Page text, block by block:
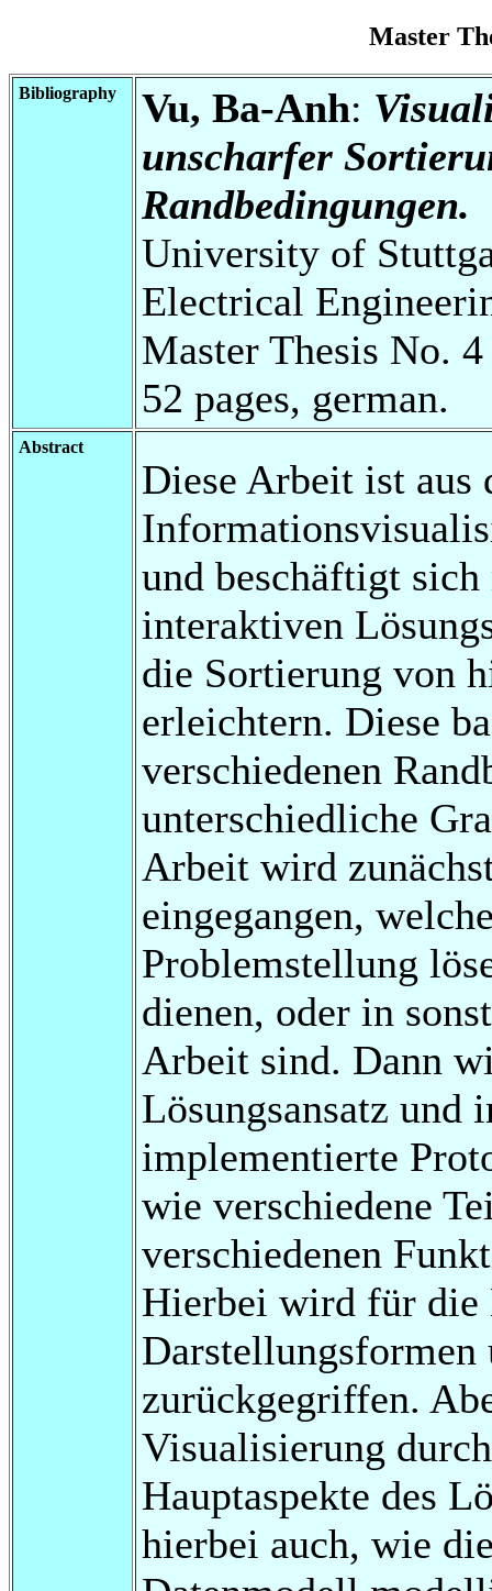
Master
Bibliography Vu, Ba-Anh:
unscharfer
Randbedingungen.
University of
Electrical
Master Thesis No.
52 pages, german.
Abstract
Diese Arbeit ist aus
und beschäftigt
interaktiven
die Sortierung von
erleichtern. Diese
verschiedenen
unterschiedliche
Arbeit wird
eingegangen,
Problemstellung
dienen, oder in
Arbeit sind. Dann
Lösungsansatz und
implementierte
wie verschiedene
verschiedenen
Hierbei wird für die
zurückgegriffen.
Visualisierung
Hauptaspekte des
hierbei auch, wie